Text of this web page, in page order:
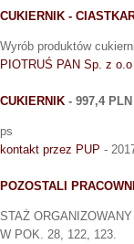
CUKIERNIK -
Wyrób produktów
PIOTRUŚ PAN Sp. z
CUKIERNIK - 997,4 PLN
ps
kontakt przez PUP -
POZOSTALI
STAŻ
W POK. 28, 122, 123.